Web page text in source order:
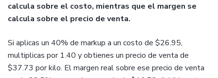
calcula sobre el costo, mientras que el margen se
calcula sobre el precio de venta.
Si aplicas un 40% de markup a un costo de $26.95,
multiplicas por 1.40 y obtienes un precio de venta de
$37.73 por kilo. El margen real sobre ese precio de venta